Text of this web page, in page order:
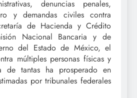
denuncias penales,
y demandas civiles contra
de Hacienda y Crédito
Nacional Bancaria y de
del Estado de México, el
múltiples personas físicas y
de tantas ha prosperado en
por tribunales federales